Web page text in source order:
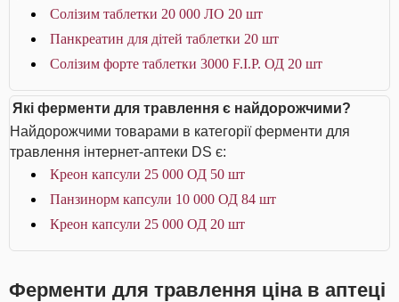
Солізим таблетки 20 000 ЛО 20 шт
Панкреатин для дітей таблетки 20 шт
Солізим форте таблетки 3000 F.I.P. ОД 20 шт
Які ферменти для травлення є найдорожчими?
Найдорожчими товарами в категорії ферменти для
травлення інтернет-аптеки DS є:
Креон капсули 25 000 ОД 50 шт
Панзинорм капсули 10 000 ОД 84 шт
Креон капсули 25 000 ОД 20 шт
Ферменти для травлення ціна в аптеці